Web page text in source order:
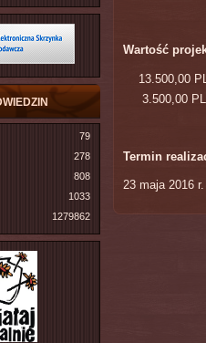
79
278
808
1033
1279862
Wartość
13.500,00
3.500,00
Termin
23 maja 2016